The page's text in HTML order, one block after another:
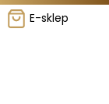
E-sklep